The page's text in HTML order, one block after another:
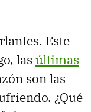
Este
las últimas
son las
¿Qué